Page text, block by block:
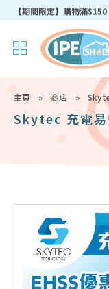
成為IPEshop會員，新會
主頁 » 商店 »
Skytec 充電易